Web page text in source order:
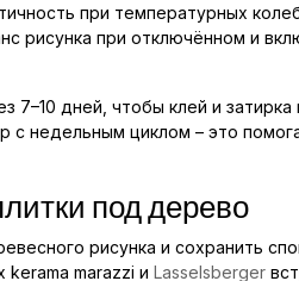
при температурных
рисунка при отключённом и
дней, чтобы клей и
с недельным циклом – это
под дерево
рисунка и сохранить
kerama marazzi и Lasselsberger